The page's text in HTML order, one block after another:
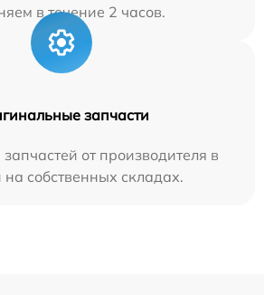
в течение 2 часов.
запчасти
от производителя в
собственных складах.